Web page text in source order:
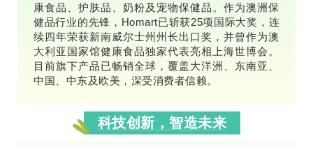
康食品、护肤品、奶粉及宠物保健品。作为澳洲保
健品行业的先锋，Homart已斩获25项国际大奖，连
续四年荣获新南威尔士州州长出口奖，并曾作为澳
大利亚国家馆健康食品独家代表亮相上海世博会。
目前旗下产品已畅销全球，覆盖大洋洲、东南亚、
中国、中东及欧美，深受消费者信赖。
科技创新，智造未来